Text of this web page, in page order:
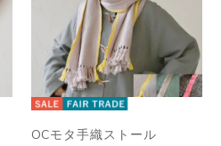
OCモタ手織ストール